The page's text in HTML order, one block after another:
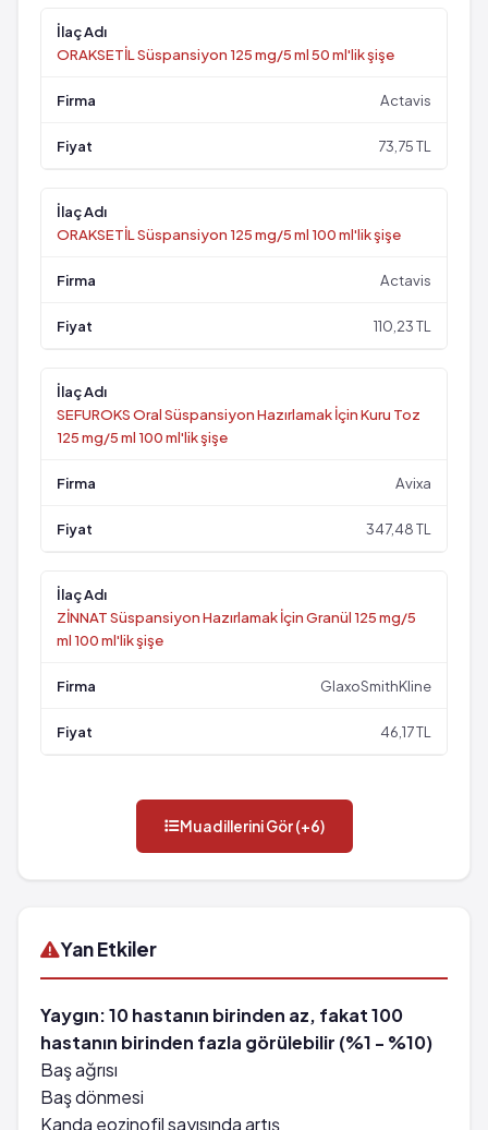
ORAKSETİL Süspansiyon 125 mg/5 ml 50 ml'lik şişe
Actavis
73,75 TL
ORAKSETİL Süspansiyon 125 mg/5 ml 100 ml'lik şişe
Actavis
110,23 TL
SEFUROKS Oral Süspansiyon Hazırlamak İçin Kuru Toz
125 mg/5 ml 100 ml'lik şişe
Avixa
347,48 TL
ZİNNAT Süspansiyon Hazırlamak İçin Granül 125 mg/5
ml 100 ml'lik şişe
GlaxoSmithKline
46,17 TL
Muadillerini Gör (+6)
Yan Etkiler
Yaygın: 10 hastanın birinden az, fakat 100
hastanın birinden fazla görülebilir (%1 - %10)
Baş ağrısı
Baş dönmesi
Kanda eozinofil sayısında artış